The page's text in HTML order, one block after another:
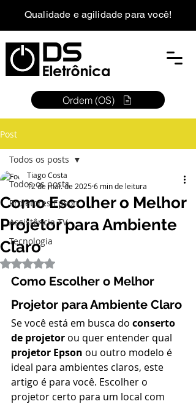
Qualidade e agilidade para você!
Ordem (OS)
Post
Todos os posts
Projetores Epson
Assistência TV
Tecnologia
Todos os posts
Como Escolher o Melhor
Projetor para Ambiente
Claro
Tiago Costa
12 de mai. de 20256 min de leitura
Avaliado com NaN de 5 estrelas.
Como Escolher o Melhor
Projetor para Ambiente Claro
Se você está em busca do conserto
de projetor ou quer entender qual
projetor Epson ou outro modelo é
ideal para ambientes claros, este
artigo é para você. Escolher o
projetor certo para um local com